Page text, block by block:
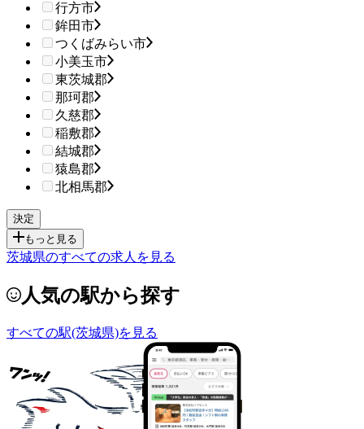
行方市
鉾田市
つくばみらい市
小美玉市
東茨城郡
那珂郡
久慈郡
稲敷郡
結城郡
猿島郡
北相馬郡
もっと見る
茨城県のすべての求人を見る
人気の駅から探す
すべての駅(茨城県)を見る